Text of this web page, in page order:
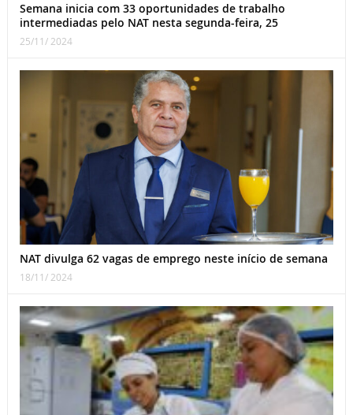
Semana inicia com 33 oportunidades de trabalho
intermediadas pelo NAT nesta segunda-feira, 25
25/11/ 2024
NAT divulga 62 vagas de emprego neste início de semana
18/11/ 2024